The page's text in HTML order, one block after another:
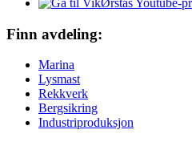
Finn avdeling:
Marina
Lysmast
Rekkverk
Bergsikring
Industriproduksjon